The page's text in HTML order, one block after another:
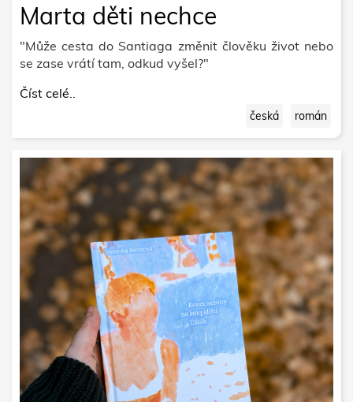
Marta děti nechce
"Může cesta do Santiaga změnit člověku život nebo
se zase vrátí tam, odkud vyšel?"
Číst celé..
česká román